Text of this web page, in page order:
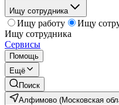
Ищу сотрудника
Ищу работу
Ищу
Ищу сотрудника
Сервисы
Помощь
Ещё
Поиск
Алфимово (Московская